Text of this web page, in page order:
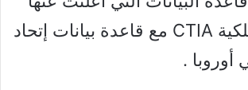
الجمعية اللاسلكية CTIA مع قاعدة بيانات إتحاد
.